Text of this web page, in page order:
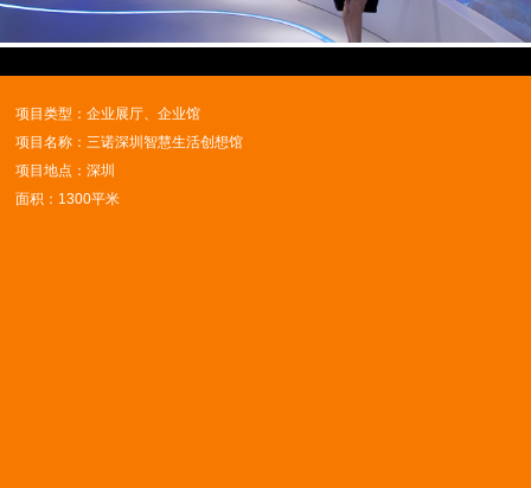
Video
项目类型：企业展厅、企业馆
项目名称：三诺深圳智慧生活创想馆
项目地点：深圳
面积：1300平米